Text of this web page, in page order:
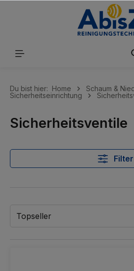
Du bist hier: Home
Schaum &
Sicherheitseinrichtung
Sicherheitsventile
Filter